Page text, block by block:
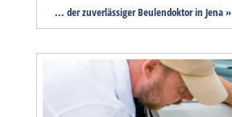
... der zuverlässiger Beulendoktor in Jena »